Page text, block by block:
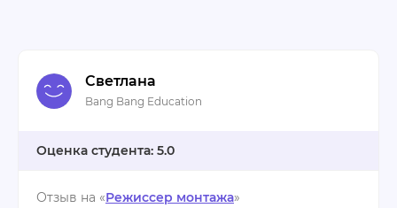
Светлана
Bang Bang Education
5.0
Отзыв на «Режиссер монтажа»